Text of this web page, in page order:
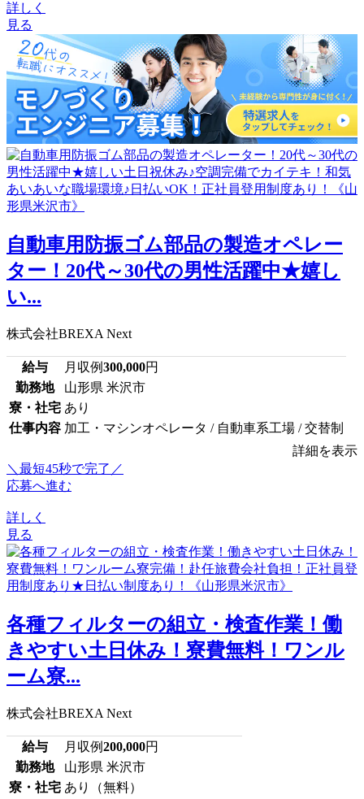
詳しく
見る
自動車用防振ゴム部品の製造オペレー
ター！20代～30代の男性活躍中★嬉し
い...
株式会社BREXA Next
給与 月収例300,000円
勤務地
山形県 米沢市
寮・社宅 あり
仕事内容 加工・マシンオペレータ / 自動車系工場 / 交替制
詳細を表示
＼最短45秒で完了／
応募へ進む
詳しく
見る
各種フィルターの組立・検査作業！働
きやすい土日休み！寮費無料！ワンル
ーム寮...
株式会社BREXA Next
給与 月収例200,000円
勤務地
山形県 米沢市
寮・社宅 あり（無料）